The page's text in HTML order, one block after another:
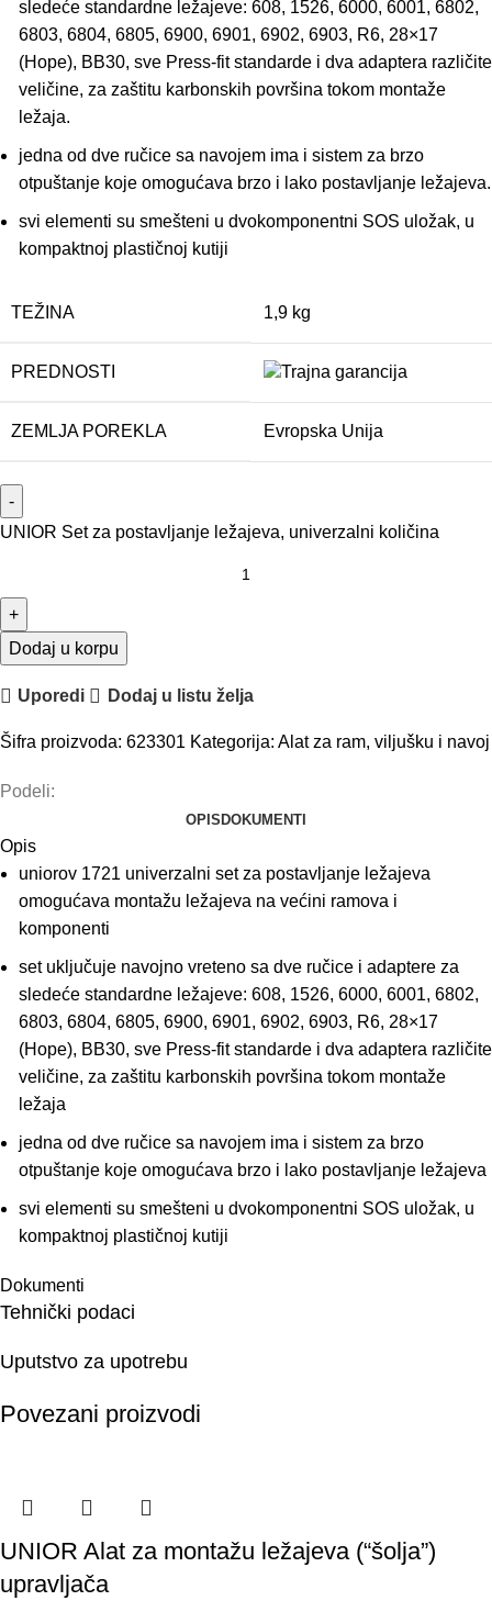
sledeće standardne ležajeve: 608, 1526, 6000, 6001, 6802,
6803, 6804, 6805, 6900, 6901, 6902, 6903, R6, 28×17
(Hope), BB30, sve Press-fit standarde i dva adaptera različite
veličine, za zaštitu karbonskih površina tokom montaže
ležaja.
jedna od dve ručice sa navojem ima i sistem za brzo
otpuštanje koje omogućava brzo i lako postavljanje ležajeva.
svi elementi su smešteni u dvokomponentni SOS uložak, u
kompaktnoj plastičnoj kutiji
TEŽINA 1,9 kg
PREDNOSTI
ZEMLJA POREKLA Evropska Unija
UNIOR Set za postavljanje ležajeva, univerzalni količina
Dodaj u korpu
Uporedi Dodaj u listu želja
Šifra proizvoda: 623301 Kategorija: Alat za ram, viljušku i navoj
Podeli:
OPISDOKUMENTI
Opis
uniorov 1721 univerzalni set za postavljanje ležajeva
omogućava montažu ležajeva na većini ramova i
komponenti
set uključuje navojno vreteno sa dve ručice i adaptere za
sledeće standardne ležajeve: 608, 1526, 6000, 6001, 6802,
6803, 6804, 6805, 6900, 6901, 6902, 6903, R6, 28×17
(Hope), BB30, sve Press-fit standarde i dva adaptera različite
veličine, za zaštitu karbonskih površina tokom montaže
ležaja
jedna od dve ručice sa navojem ima i sistem za brzo
otpuštanje koje omogućava brzo i lako postavljanje ležajeva
svi elementi su smešteni u dvokomponentni SOS uložak, u
kompaktnoj plastičnoj kutiji
Dokumenti
Tehnički podaci
Uputstvo za upotrebu
Povezani proizvodi
UNIOR Alat za montažu ležajeva (“šolja”)
upravljača